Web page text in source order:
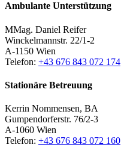
Ambulante Unterstützung
MMag. Daniel Reifer
Winckelmannstr. 22/1-2
A-1150 Wien
Telefon: +43 676 843 072 174
Stationäre Betreuung
Kerrin Nommensen, BA
Gumpendorferstr. 76/2-3
A-1060 Wien
Telefon: +43 676 843 072 160